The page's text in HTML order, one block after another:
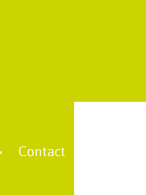
Contact